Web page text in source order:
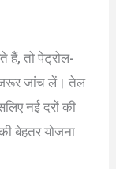
हैं, तो पेट्रोल-
जरूर जांच लें। तेल
नई दरों की
बेहतर योजना